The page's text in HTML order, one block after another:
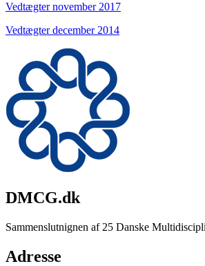
Vedtægter november 2017
Vedtægter december 2014
DMCG.dk
Sammenslutnignen af 25 Danske
Adresse